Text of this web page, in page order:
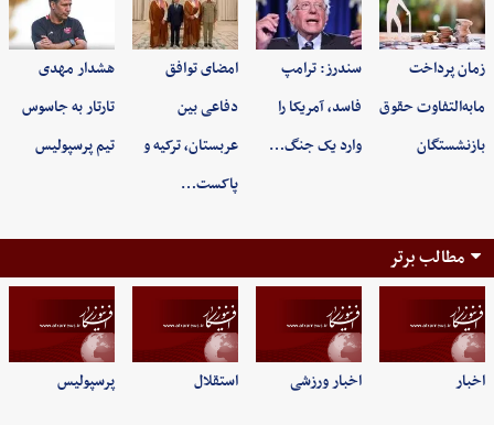
زمان پرداخت
مابه‌التفاوت حقوق
بازنشستگان
سندرز: ترامپ
فاسد، آمریکا را
وارد یک جنگ…
امضای توافق
دفاعی بین
عربستان، ترکیه و
پاکست…
هشدار مهدی
تارتار به جاسوس
تیم پرسپولیس
مطالب برتر
اخبار اخبار ورزشی استقلال پرسپولیس